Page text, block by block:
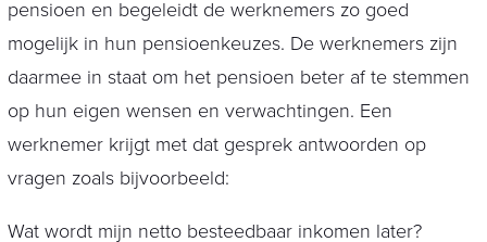
pensioen en begeleidt de werknemers zo goed
mogelijk in hun pensioenkeuzes. De werknemers zijn
daarmee in staat om het pensioen beter af te stemmen
op hun eigen wensen en verwachtingen. Een
werknemer krijgt met dat gesprek antwoorden op
vragen zoals bijvoorbeeld:
Wat wordt mijn netto besteedbaar inkomen later?